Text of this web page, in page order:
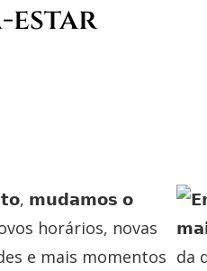
estar